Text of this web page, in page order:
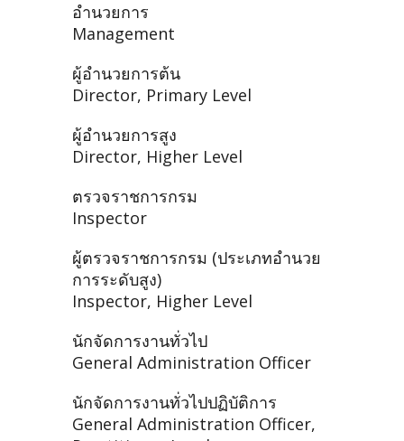
อำนวยการ
Management
ผู้อำนวยการต้น
Director, Primary Level
ผู้อำนวยการสูง
Director, Higher Level
ตรวจราชการกรม
Inspector
ผู้ตรวจราชการกรม (ประเภทอำนวย
การระดับสูง)
Inspector, Higher Level
นักจัดการงานทั่วไป
General Administration Officer
นักจัดการงานทั่วไปปฏิบัติการ
General Administration Officer,